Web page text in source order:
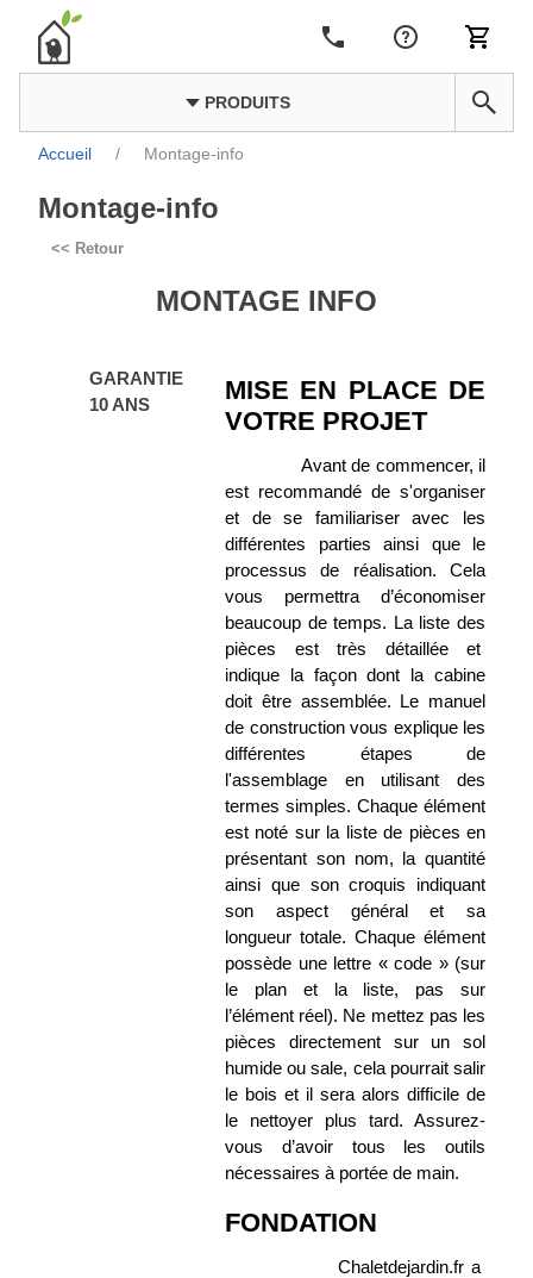
PRODUITS
Accueil / Montage-info
Montage-info
<< Retour
MONTAGE INFO
GARANTIE
10 ANS
MISE EN PLACE DE
VOTRE PROJET
Avant de commencer, il
est recommandé de s'organiser
et de se familiariser avec les
différentes parties ainsi que le
processus de réalisation. Cela
vous permettra d’économiser
beaucoup de temps. La liste des
pièces est très détaillée et
indique la façon dont la cabine
doit être assemblée. Le manuel
de construction vous explique les
différentes étapes de
l'assemblage en utilisant des
termes simples. Chaque élément
est noté sur la liste de pièces en
présentant son nom, la quantité
ainsi que son croquis indiquant
son aspect général et sa
longueur totale. Chaque élément
possède une lettre « code » (sur
le plan et la liste, pas sur
l’élément réel). Ne mettez pas les
pièces directement sur un sol
humide ou sale, cela pourrait salir
le bois et il sera alors difficile de
le nettoyer plus tard. Assurez-
vous d’avoir tous les outils
nécessaires à portée de main.
FONDATION
Chaletdejardin.fr a